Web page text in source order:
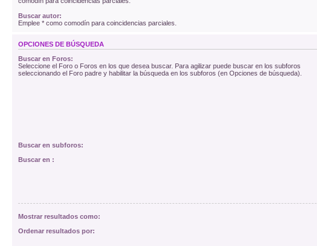
Buscar autor:
Emplee * como comodín para coincidencias parciales.
OPCIONES DE BÚSQUEDA
Buscar en Foros:
Seleccione el Foro o Foros en los que desea buscar. Para agilizar puede buscar en los subforos
seleccionando el Foro padre y habilitar la búsqueda en los subforos (en Opciones de búsqueda).
Buscar en subforos:
Buscar en :
Mostrar resultados como:
Ordenar resultados por: